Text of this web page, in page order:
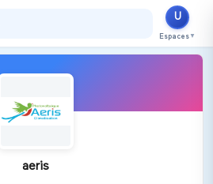
U
Espaces ▼
aeris